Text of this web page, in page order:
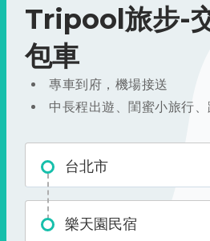
Tripool旅步-
包車
專車到府，機場接送
中長程出遊、閨蜜小旅行
台北市
樂天園民宿